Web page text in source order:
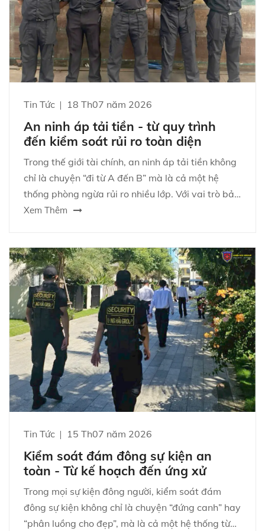
Tin Tức 18 Th07 năm 2026
An ninh áp tải tiền - từ quy trình
đến kiểm soát rủi ro toàn diện
Trong thế giới tài chính, an ninh áp tải tiền không
chỉ là chuyện “đi từ A đến B” mà là cả một hệ
thống phòng ngừa rủi ro nhiều lớp. Với vai trò bảo
vệ tài sản và duy trì niềm tin vận hành, hoạt động
giúp bạn hình dung rõ cách tổ chức, nhận diện
điểm rủi ro và tối ưu biện pháp quản trị để giảm
thiểu sự cố.
Xem Thêm
Tin Tức 15 Th07 năm 2026
Kiểm soát đám đông sự kiện an
toàn - Từ kế hoạch đến ứng xử
Trong mọi sự kiện đông người, kiểm soát đám
đông sự kiện không chỉ là chuyện “đứng canh” hay
“phân luồng cho đẹp”, mà là cả một hệ thống từ